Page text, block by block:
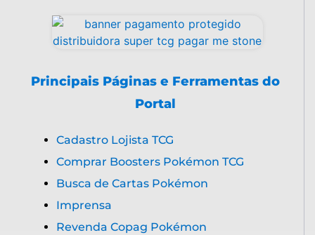
Principais Páginas e Ferramentas do
Portal
Cadastro Lojista TCG
Comprar Boosters Pokémon TCG
Busca de Cartas Pokémon
Imprensa
Revenda Copag Pokémon